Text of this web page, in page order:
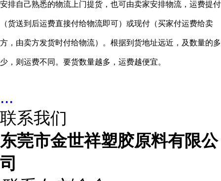
安排自己熟悉的物流上门提货，也可由卖家安排物流，运费提付
（货送到后运费直接付给物流即可）或现付（买家付运费给卖
方，由卖方发货时付给物流）。根据到货地址远近，及数量的多
少，则运费不同。要货数量越多，运费越便宜。
...
联系我们
东莞市金世祥塑胶原料有限公
司